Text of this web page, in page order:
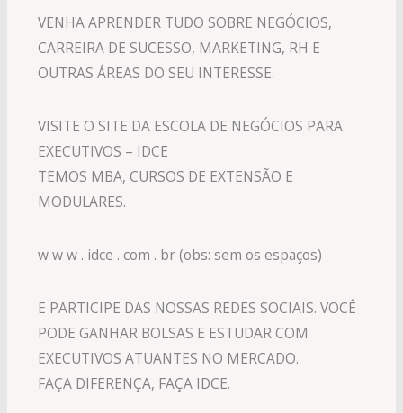
VENHA APRENDER TUDO SOBRE NEGÓCIOS,
CARREIRA DE SUCESSO, MARKETING, RH E
OUTRAS ÁREAS DO SEU INTERESSE.
VISITE O SITE DA ESCOLA DE NEGÓCIOS PARA
EXECUTIVOS – IDCE
TEMOS MBA, CURSOS DE EXTENSÃO E
MODULARES.
w w w . idce . com . br (obs: sem os espaços)
E PARTICIPE DAS NOSSAS REDES SOCIAIS. VOCÊ
PODE GANHAR BOLSAS E ESTUDAR COM
EXECUTIVOS ATUANTES NO MERCADO.
FAÇA DIFERENÇA, FAÇA IDCE.